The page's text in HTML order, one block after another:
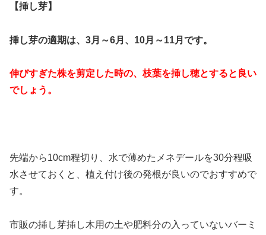
【挿し芽】
挿し芽の適期は、3月～6月、10月～11月です。
伸びすぎた株を剪定した時の、枝葉を挿し穂とすると良い
でしょう。
先端から10cm程切り、水で薄めたメネデールを30分程吸
水させておくと、植え付け後の発根が良いのでおすすめで
す。
市販の挿し芽挿し木用の土や肥料分の入っていないバーミ